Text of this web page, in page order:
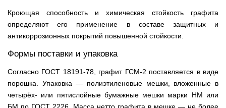
Кроющая способность и химическая стойкость графита
определяют его применение в составе защитных и
антикоррозионных покрытий повышенной стойкости.
Формы поставки и упаковка
Согласно ГОСТ 18191-78, графит ГСМ-2 поставляется в виде
порошка. Упаковка — полиэтиленовые мешки, вложенные в
четырёх- или пятислойные бумажные мешки марки НМ или